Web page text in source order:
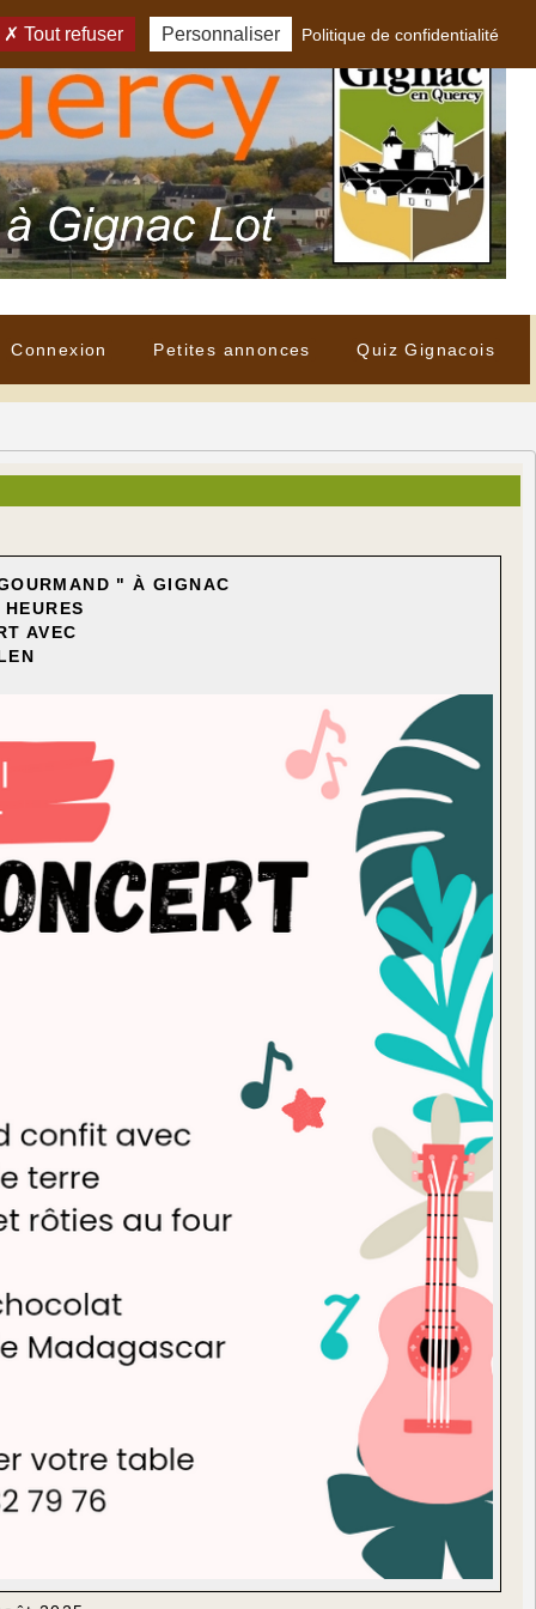
Connexion Petites annonces Quiz Gignacois
" À GIGNAC
AVEC
Tout refuser Personnaliser Politique de confidentialité